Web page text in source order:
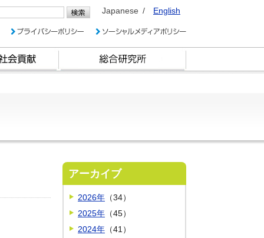
Japanese English
アーカイブ
2026年 （34）
2025年 （45）
2024年 （41）